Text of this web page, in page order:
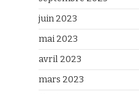
juin 2023
mai 2023
avril 2023
mars 2023